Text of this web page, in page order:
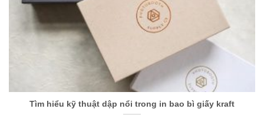
Tìm hiểu kỹ thuật dập nổi trong in bao bì giấy kraft